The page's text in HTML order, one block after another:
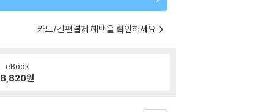
카드/간편결제 혜택을 확인하세요
eBook
8,820원